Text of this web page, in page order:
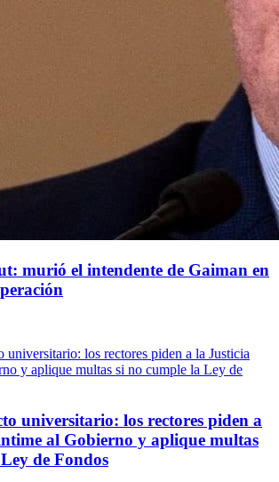
murió el intendente de Gaiman en
universitario: los rectores piden a
al Gobierno y aplique multas
de Fondos